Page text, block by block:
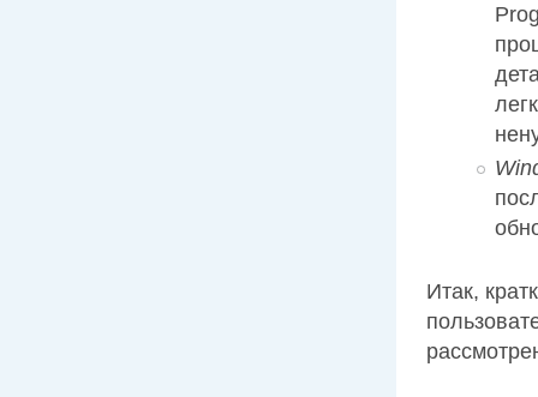
Итак,